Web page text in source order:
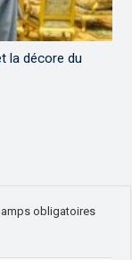
la décore du
obligatoires